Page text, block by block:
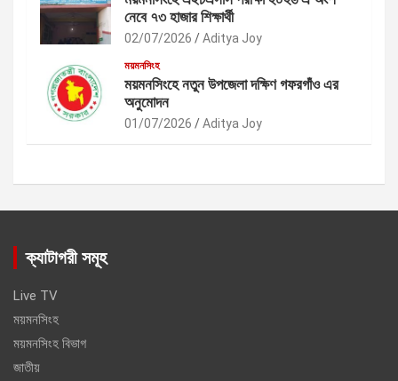
নেবে ৭৩ হাজার শিক্ষার্থী
02/07/2026 Aditya Joy
ময়মনসিংহ
ময়মনসিংহে নতুন উপজেলা দক্ষিণ গফরগাঁও এর
অনুমোদন
01/07/2026 Aditya Joy
ক্যাটাগরী সমূহ
Live TV
ময়মনসিংহ
ময়মনসিংহ বিভাগ
জাতীয়